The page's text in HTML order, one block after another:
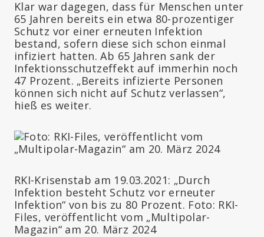
Klar war dagegen, dass für Menschen unter
65 Jahren bereits ein etwa 80-prozentiger
Schutz vor einer erneuten Infektion
bestand, sofern diese sich schon einmal
infiziert hatten. Ab 65 Jahren sank der
Infektionsschutzeffekt auf immerhin noch
47 Prozent. „Bereits infizierte Personen
können sich nicht auf Schutz verlassen“,
hieß es weiter.
RKI-Krisenstab am 19.03.2021: „Durch
Infektion besteht Schutz vor erneuter
Infektion“ von bis zu 80 Prozent. Foto: RKI-
Files, veröffentlicht vom „Multipolar-
Magazin“ am 20. März 2024